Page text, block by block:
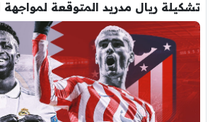
تشكيلة ريال مدريد المتوقعة لمواجهة